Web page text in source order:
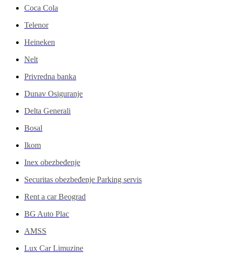
Coca Cola
Telenor
Heineken
Nelt
Privredna banka
Dunav Osiguranje
Delta Generali
Bosal
Ikom
Inex obezbeđenje
Securitas obezbeđenje Parking servis
Rent a car Beograd
BG Auto Plac
AMSS
Lux Car Limuzine